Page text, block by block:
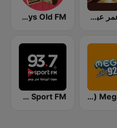
قناة عمر عبد الكافي Days Old FM
Mega FM (ميجا إف إم) On Sport FM